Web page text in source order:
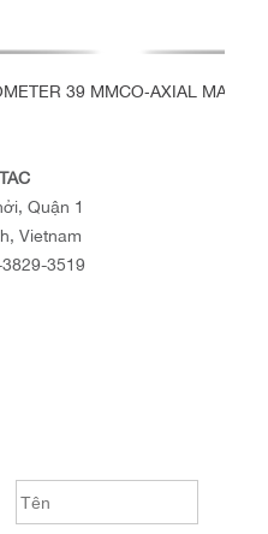
39 MMCO‑AXIAL
Quận 1
Vietnam
3519